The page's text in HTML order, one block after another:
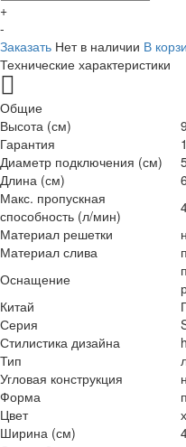
+
-
Заказать Нет в наличии В
Технические характеристики
Общие
Высота (см)
Гарантия
Диаметр подключения (см)
Длина (см)
Макс. пропускная
способность (л/мин)
Материал решетки
Материал слива
Оснащение
Китай
Серия
Стилистика дизайна
Тип
Угловая конструкция
Форма
Цвет
Ширина (см)